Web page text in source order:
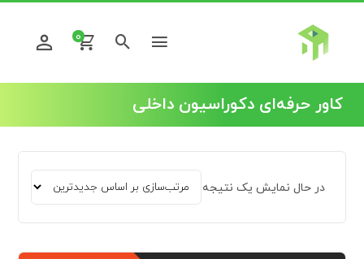
0
کاور حرفه‌ای دکوراسیون داخلی
در حال نمایش یک نتیجه